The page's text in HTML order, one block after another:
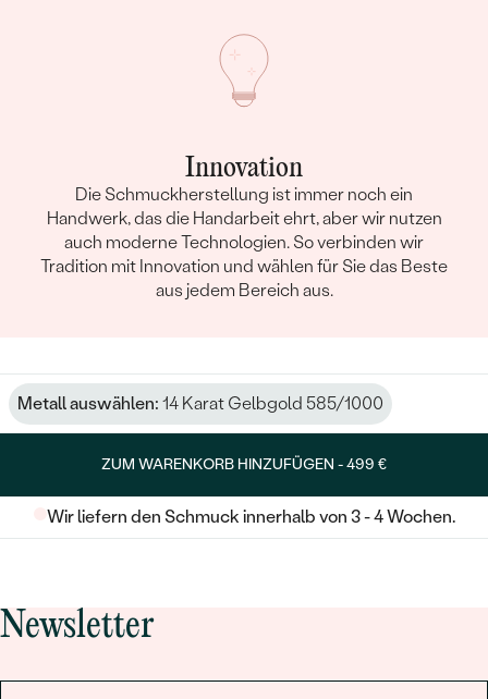
Innovation
Die Schmuckherstellung ist immer noch ein
Handwerk, das die Handarbeit ehrt, aber wir nutzen
auch moderne Technologien. So verbinden wir
Tradition mit Innovation und wählen für Sie das Beste
aus jedem Bereich aus.
Metall auswählen: 14 Karat Gelbgold 585/1000
ZUM WARENKORB HINZUFÜGEN -499 €
Wir liefern den Schmuck innerhalb von 3 - 4 Wochen.
Newsletter